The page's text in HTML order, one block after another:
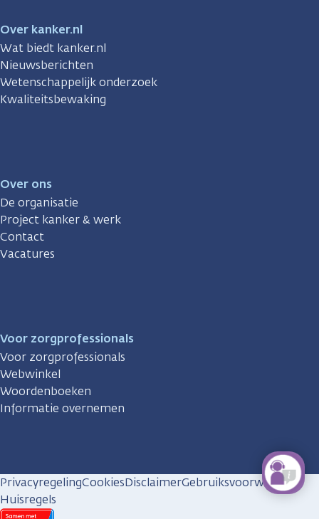
Over kanker.nl
Wat biedt kanker.nl
Nieuwsberichten
Wetenschappelijk onderzoek
Kwaliteitsbewaking
Over ons
De organisatie
Project kanker & werk
Contact
Vacatures
Voor zorgprofessionals
Voor zorgprofessionals
Webwinkel
Woordenboeken
Informatie overnemen
PrivacyregelingCookiesDisclaimerGebruiksvoorwaarden
Huisregels